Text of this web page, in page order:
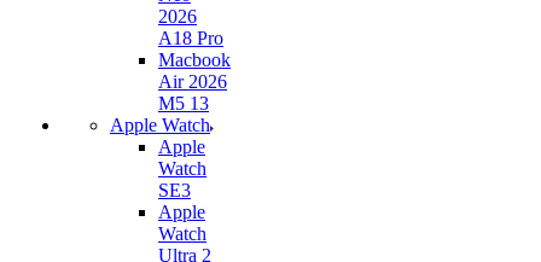
2026
A18 Pro
Macbook
Air 2026
M5 13
Apple Watch
Apple
Watch
SE3
Apple
Watch
Ultra 2